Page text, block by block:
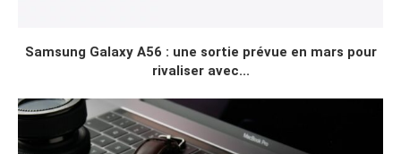
Samsung Galaxy A56 : une sortie prévue en mars pour
rivaliser avec...